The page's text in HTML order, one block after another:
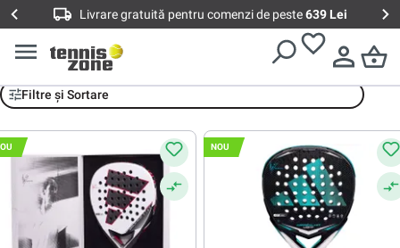
Livrare gratuită pentru comenzi de peste639 Lei
Racheta Padel Adidas
Filtre și Sortare
NOU